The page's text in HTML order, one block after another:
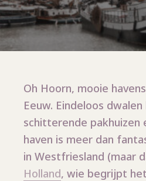
Oh Hoorn, mooie
Eeuw. Eindeloos dwalen
schitterende pakhuizen
haven is meer dan
in Westfriesland (maar
Holland, wie begrijpt